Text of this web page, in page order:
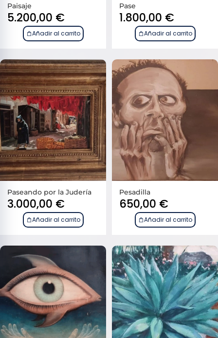
Paisaje
5.200,00 €
Añadir al carrito
Pase
1.800,00 €
Añadir al carrito
Paseando por la Judería
3.000,00 €
Añadir al carrito
Pesadilla
650,00 €
Añadir al carrito